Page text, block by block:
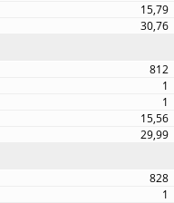
15,79
30,76
812
1
1
15,56
29,99
828
1